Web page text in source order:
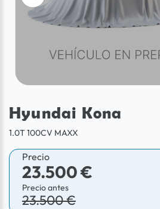
Hyundai Kona
1.0T 100CV MAXX
Precio
23.500 €
Precio antes
23.500 €